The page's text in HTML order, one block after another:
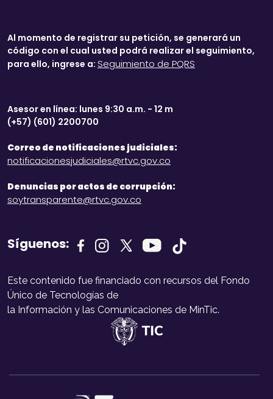
Al momento de registrar su petición, se generará un
código con el cual usted podrá realizar el seguimiento,
para ello, ingrese a: Seguimiento de PQRS
Asesor en línea: lunes 9:30 a.m. - 12 m
(+57) (601) 2200700
Correo de notificaciones judiciales:
notificacionesjudiciales@rtvc.gov.co
Denuncias por actos de corrupción:
soytransparente@rtvc.gov.co
Síguenos:
Este contenido fue financiado con recursos del Fondo
Único de Tecnologías de
la Información y las Comunicaciones de MinTic.